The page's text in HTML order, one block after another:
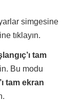
simgesine
tıklayın.
tam
Bu modu
tam ekran